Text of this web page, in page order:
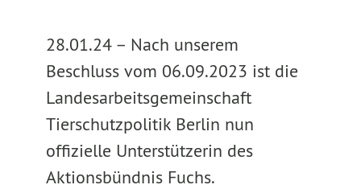
28.01.24 – Nach unserem
Beschluss vom 06.09.2023 ist die
Landesarbeitsgemeinschaft
Tierschutzpolitik Berlin nun
offizielle Unterstützerin des
Aktionsbündnis Fuchs.